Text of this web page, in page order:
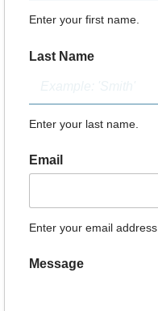
Enter your first name.
Last Name
Enter your last name.
Email
Enter your email address.
Message